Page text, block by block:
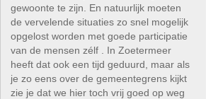
gewoonte te zijn. En natuurlijk moeten
de vervelende situaties zo snel mogelijk
opgelost worden met goede participatie
van de mensen zélf . In Zoetermeer
heeft dat ook een tijd geduurd, maar als
je zo eens over de gemeentegrens kijkt
zie je dat we hier toch vrij goed op weg